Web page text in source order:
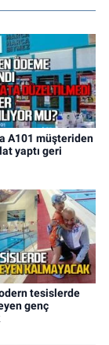
A101 müşteriden
yaptı geri
tesislerde
genç